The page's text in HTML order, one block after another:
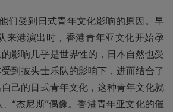
们受到日式青年文化影响的原因。早
来港演出时，香港青年亚文化开始孕
影响几乎是世界性的，日本自然也受
到披头士乐队的影响下，进而结合了
己的日式青年文化，这种青年文化就
“杰尼斯”偶像。香港青年亚文化的催